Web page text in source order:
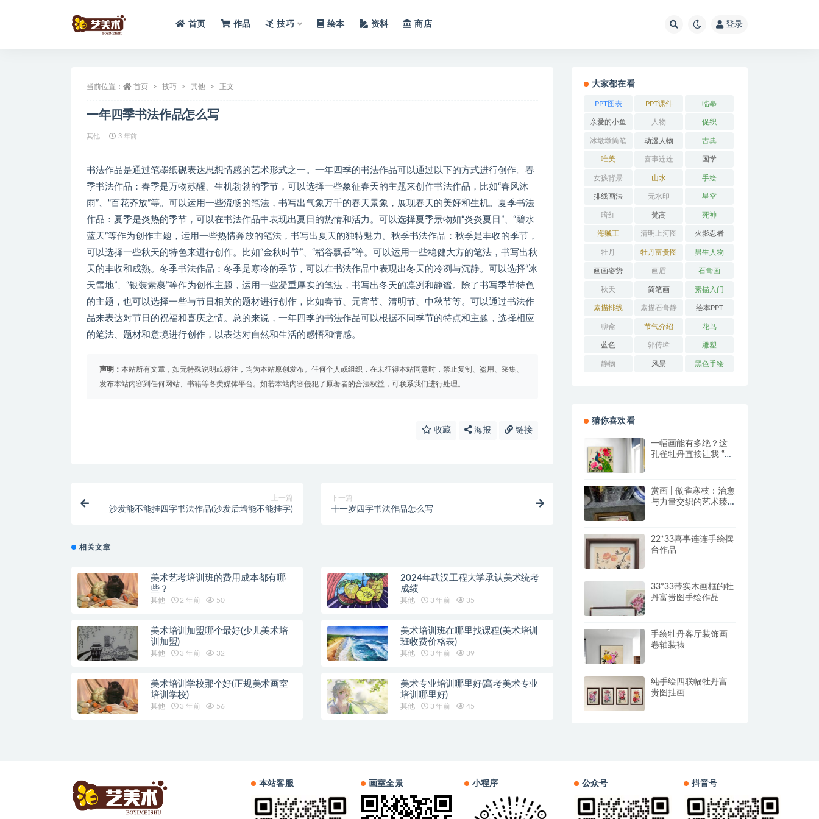
首页 作品 技巧 绘本 资料 商店 登录
当前位置： 首页 技巧 其他 正文
一年四季书法作品怎么写
其他 3 年前
书法作品是通过笔墨纸砚表达思想情感的艺术形式之一。一年四季的书法作品可以通过以下的方式进行创作。春
季书法作品：春季是万物苏醒、生机勃勃的季节，可以选择一些象征春天的主题来创作书法作品，比如“春风沐
雨”、“百花齐放”等。可以运用一些流畅的笔法，书写出气象万千的春天景象，展现春天的美好和生机。夏季书法
作品：夏季是炎热的季节，可以在书法作品中表现出夏日的热情和活力。可以选择夏季景物如“炎炎夏日”、“碧水
蓝天”等作为创作主题，运用一些热情奔放的笔法，书写出夏天的独特魅力。秋季书法作品：秋季是丰收的季节，
可以选择一些秋天的特色来进行创作。比如“金秋时节”、“稻谷飘香”等。可以运用一些稳健大方的笔法，书写出秋
天的丰收和成熟。冬季书法作品：冬季是寒冷的季节，可以在书法作品中表现出冬天的冷冽与沉静。可以选择“冰
天雪地”、“银装素裹”等作为创作主题，运用一些凝重厚实的笔法，书写出冬天的凛冽和静谧。除了书写季节特色
的主题，也可以选择一些与节日相关的题材进行创作，比如春节、元宵节、清明节、中秋节等。可以通过书法作
品来表达对节日的祝福和喜庆之情。总的来说，一年四季的书法作品可以根据不同季节的特点和主题，选择相应
的笔法、题材和意境进行创作，以表达对自然和生活的感悟和情感。
声明： 本站所有文章，如无特殊说明或标注，均为本站原创发布。任何个人或组织，在未征得本站同意时，禁止复制、盗用、采集、
发布本站内容到任何网站、书籍等各类媒体平台。如若本站内容侵犯了原著者的合法权益，可联系我们进行处理。
收藏 海报 链接
上一篇
沙发能不能挂四字书法作品(沙发后墙能不能挂字)
下一篇
十一岁四字书法作品怎么写
相关文章
美术艺考培训班的费用成本都有哪
些？
其他 2 年前 50
2024年武汉工程大学承认美术统考
成绩
其他 3 年前 35
美术培训加盟哪个最好(少儿美术培
训加盟)
其他 3 年前 32
美术培训班在哪里找课程(美术培训
班收费价格表)
其他 3 年前 39
美术培训学校那个好(正规美术画室
培训学校)
其他 3 年前 56
美术专业培训哪里好(高考美术专业
培训哪里好)
其他 3 年前 45
大家都在看
PPT图表 PPT课件 临摹
亲爱的小鱼 人物 促织
冰墩墩简笔
画
动漫人物 古典
唯美 喜事连连 国学
女孩背景 山水 手绘
排线画法 无水印 星空
暗红 梵高 死神
海贼王 清明上河图 火影忍者
牡丹 牡丹富贵图 男生人物
画画姿势 画眉 石膏画
秋天 简笔画 素描入门
素描排线 素描石膏静
物
绘本PPT
聊斋 节气介绍 花鸟
蓝色 郭传璋 雕塑
静物 风景 黑色手绘
猜你喜欢看
一幅画能有多绝？这
孔雀牡丹直接让我 “哇
赏画 | 傲雀寒枝：治愈
与力量交织的艺术臻
22*33喜事连连手绘摆
台作品
33*33带实木画框的牡
丹富贵图手绘作品
手绘牡丹客厅装饰画
卷轴装裱
纯手绘四联幅牡丹富
贵图挂画
本站客服 画室全景 小程序 公众号 抖音号